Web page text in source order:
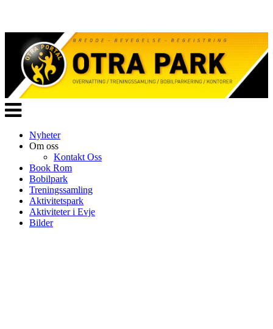
Veksle
navigasjon
Nyheter
Om oss
Kontakt Oss
Book Rom
Bobilpark
Treningssamling
Aktivitetspark
Aktiviteter i Evje
Bilder